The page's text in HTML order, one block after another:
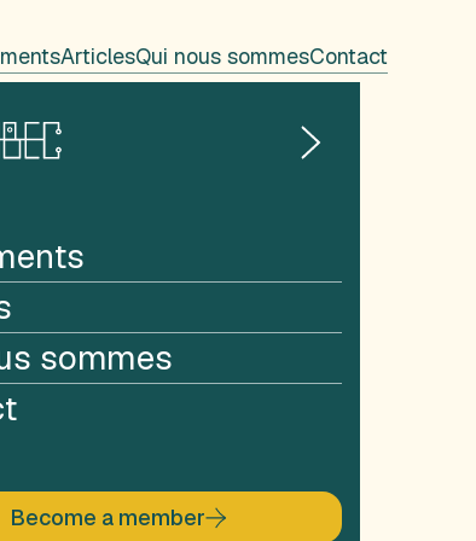
ArticlesQui nous sommesContact
sommes
Become a member